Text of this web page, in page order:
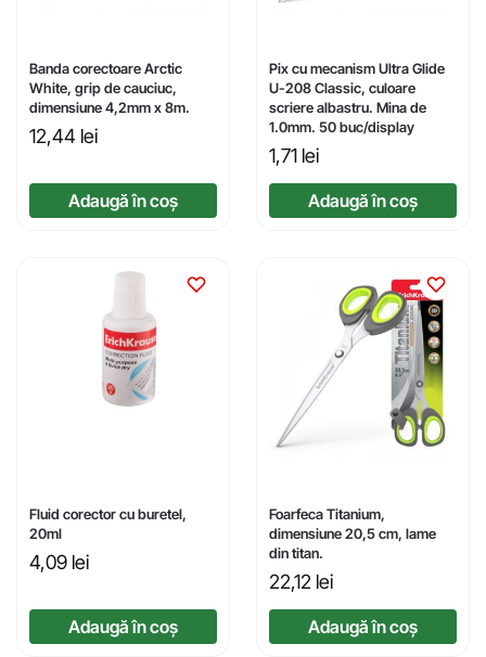
Banda corectoare Arctic
White, grip de cauciuc,
dimensiune 4,2mm x 8m.
12,44 lei
Adaugă în coș
Pix cu mecanism Ultra Glide
U-208 Classic, culoare
scriere albastru. Mina de
1.0mm. 50 buc/display
1,71 lei
Adaugă în coș
Fluid corector cu buretel,
20ml
4,09 lei
Adaugă în coș
Foarfeca Titanium,
dimensiune 20,5 cm, lame
din titan.
22,12 lei
Adaugă în coș